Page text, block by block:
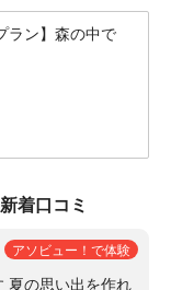
ラン】森の中で
着口コミ
アソビュー！で体験
夏の思い出を作れ